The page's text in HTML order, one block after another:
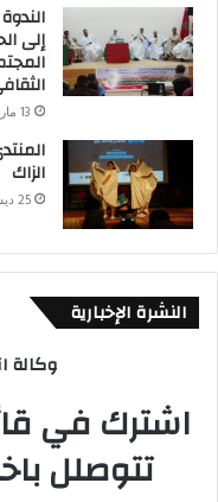
إلى
13 مارس، 2025
الزاك
25 ديسمبر، 2021
النشرة الإخبارية
وكالة
اشترك في
تتوصلل